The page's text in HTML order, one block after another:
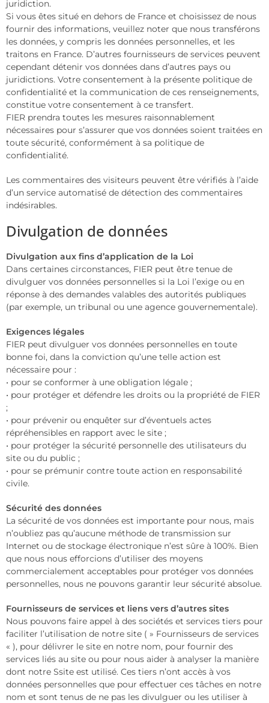
juridiction.
Si vous êtes situé en dehors de France et choisissez de nous
fournir des informations, veuillez noter que nous transférons
les données, y compris les données personnelles, et les
traitons en France. D’autres fournisseurs de services peuvent
cependant détenir vos données dans d’autres pays ou
juridictions. Votre consentement à la présente politique de
confidentialité et la communication de ces renseignements,
constitue votre consentement à ce transfert.
FIER prendra toutes les mesures raisonnablement
nécessaires pour s’assurer que vos données soient traitées en
toute sécurité, conformément à sa politique de
confidentialité.
Les commentaires des visiteurs peuvent être vérifiés à l’aide
d’un service automatisé de détection des commentaires
indésirables.
Divulgation de données
Divulgation aux fins d’application de la Loi
Dans certaines circonstances, FIER peut être tenue de
divulguer vos données personnelles si la Loi l’exige ou en
réponse à des demandes valables des autorités publiques
(par exemple, un tribunal ou une agence gouvernementale).
Exigences légales
FIER peut divulguer vos données personnelles en toute
bonne foi, dans la conviction qu’une telle action est
nécessaire pour :
• pour se conformer à une obligation légale ;
• pour protéger et défendre les droits ou la propriété de FIER
;
• pour prévenir ou enquêter sur d’éventuels actes
répréhensibles en rapport avec le site ;
• pour protéger la sécurité personnelle des utilisateurs du
site ou du public ;
• pour se prémunir contre toute action en responsabilité
civile.
Sécurité des données
La sécurité de vos données est importante pour nous, mais
n’oubliez pas qu’aucune méthode de transmission sur
Internet ou de stockage électronique n’est sûre à 100%. Bien
que nous nous efforcions d’utiliser des moyens
commercialement acceptables pour protéger vos données
personnelles, nous ne pouvons garantir leur sécurité absolue.
Fournisseurs de services et liens vers d’autres sites
Nous pouvons faire appel à des sociétés et services tiers pour
faciliter l’utilisation de notre site ( » Fournisseurs de services
« ), pour délivrer le site en notre nom, pour fournir des
services liés au site ou pour nous aider à analyser la manière
dont notre Ssite est utilisé. Ces tiers n’ont accès à vos
données personnelles que pour effectuer ces tâches en notre
nom et sont tenus de ne pas les divulguer ou les utiliser à